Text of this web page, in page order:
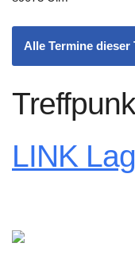
Alle Termine
LINK